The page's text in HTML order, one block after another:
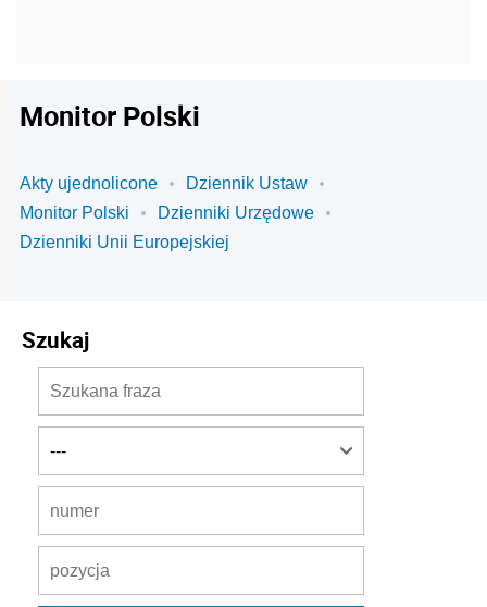
Monitor Polski
Akty ujednolicone
Dziennik Ustaw
Monitor Polski
Dzienniki Urzędowe
Dzienniki Unii Europejskiej
Szukaj